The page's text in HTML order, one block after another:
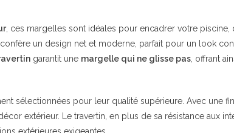
, ces margelles sont idéales pour encadrer votre piscine,
confère un design net et moderne, parfait pour un look
garantit une margelle qui ne glisse pas , offrant
sélectionnées pour leur qualité supérieure. Avec une
extérieur. Le travertin, en plus de sa résistance aux
extérieures exigeantes.